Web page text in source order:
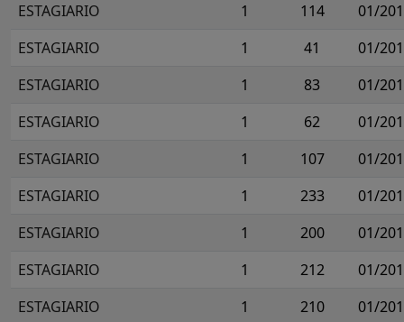
ESTAGIARIO
1 114
01/
ESTAGIARIO
1 41
01/
ESTAGIARIO
1 83
01/
ESTAGIARIO
1 62
01/
ESTAGIARIO
1 107
01/
ESTAGIARIO
1 233
01/
ESTAGIARIO
1 200
01/
ESTAGIARIO
1 212
01/
ESTAGIARIO
1 210
01/